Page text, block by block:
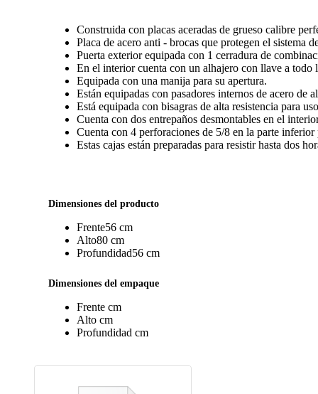
Construida con placas aceradas de grueso calibre
Placa de acero anti - brocas que protegen el sistema
Puerta exterior equipada con 1 cerradura de
En el interior cuenta con un alhajero con llave a todo
Equipada con una manija para su apertura.
Están equipadas con pasadores internos de acero de
Está equipada con bisagras de alta resistencia para
Cuenta con dos entrepaños desmontables en el
Cuenta con 4 perforaciones de 5/8 en la parte
Estas cajas están preparadas para resistir hasta dos
Dimensiones del producto
Frente56 cm
Alto80 cm
Profundidad56 cm
Dimensiones del empaque
Frente cm
Alto cm
Profundidad cm